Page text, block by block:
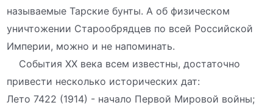
называемые Тарские бунты. А об физическом
уничтожении Старообрядцев по всей Российской
Империи, можно и не напоминать.
События XX века всем известны, достаточно
привести несколько исторических дат:
Лето 7422 (1914) - начало Первой Мировой войны;